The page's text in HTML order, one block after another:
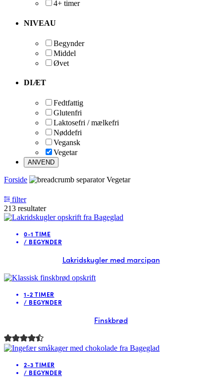
4+ timer
NIVEAU
Begynder
Middel
Øvet
DIÆT
Fedtfattig
Glutenfri
Laktosefri / mælkefri
Nøddefri
Vegansk
Vegetar
Forside Vegetar
filter
213 resultater
0-1 TIME
/ BEGYNDER
Lakridskugler med marcipan
1-2 TIMER
/ BEGYNDER
Finskbrød
2-3 TIMER
/ BEGYNDER